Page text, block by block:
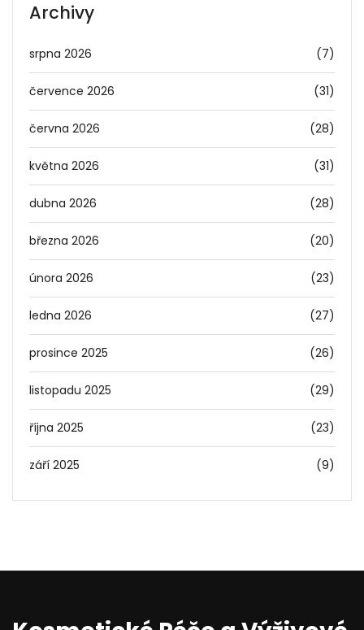
Archivy
srpna 2026 (7)
července 2026 (31)
června 2026 (28)
května 2026 (31)
dubna 2026 (28)
března 2026 (20)
února 2026 (23)
ledna 2026 (27)
prosince 2025 (26)
listopadu 2025 (29)
října 2025 (23)
září 2025 (9)